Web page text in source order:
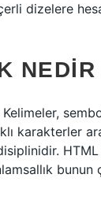
dizelere
karakterler